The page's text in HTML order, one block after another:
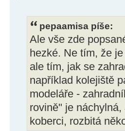
pepaamisa píše:
Ale vše zde
hezké. Ne tím, že
ale tím, jak se
například kolejiště
modeláře -
rovině" je
koberci, rozbitá